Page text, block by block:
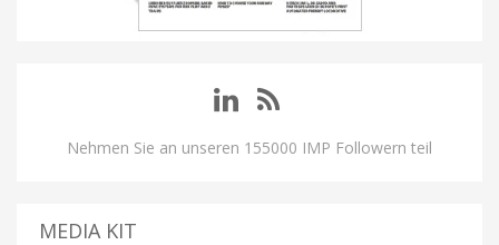
Nehmen Sie an unseren 155000 IMP Followern teil
MEDIA KIT